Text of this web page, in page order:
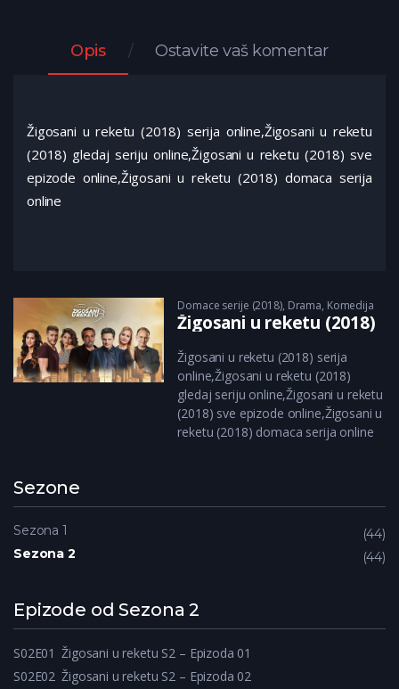
Opis Ostavite vaš komentar
Žigosani u reketu (2018) serija online,Žigosani u reketu
(2018) gledaj seriju online,Žigosani u reketu (2018) sve
epizode online,Žigosani u reketu (2018) domaca serija
online
Domace serije (2018), Drama, Komedija
Žigosani u reketu (2018)
Žigosani u reketu (2018) serija
online,Žigosani u reketu (2018)
gledaj seriju online,Žigosani u reketu
(2018) sve epizode online,Žigosani u
reketu (2018) domaca serija online
Sezone
Sezona 1
44
Sezona 2
44
Epizode od Sezona 2
S02E01 Žigosani u reketu S2 – Epizoda 01
S02E02 Žigosani u reketu S2 – Epizoda 02